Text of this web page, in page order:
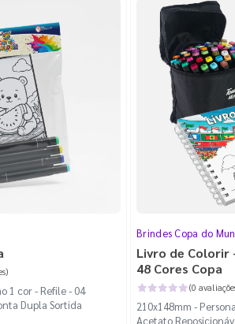
1 cor - Refile - 04
Dupla Sortida
Brindes Copa do
Livro de Colorir
48 Cores Copa
(0
210x148mm -
Acetato